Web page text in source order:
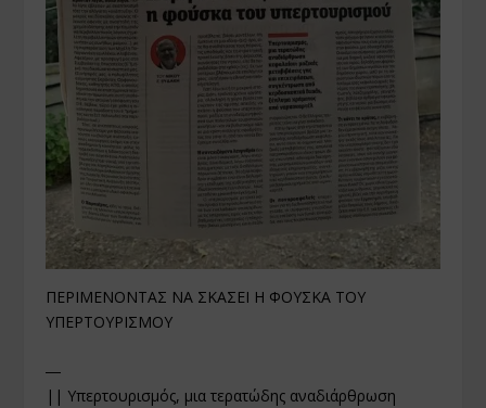
ΠΕΡΙΜΕΝΟΝΤΑΣ ΝΑ ΣΚΑΣΕΙ Η ΦΟΥΣΚΑ ΤΟΥ
ΥΠΕΡΤΟΥΡΙΣΜΟΥ
―
|| Υπερτουρισμός, μια τερατώδης αναδιάρθρωση